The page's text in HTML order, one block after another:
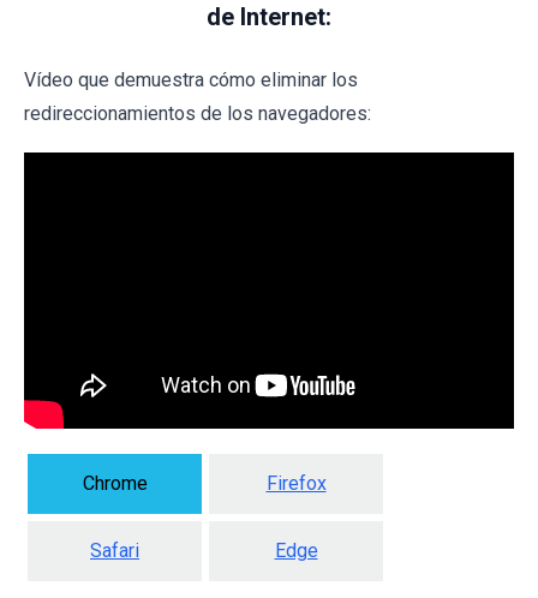
de Internet:
Vídeo que demuestra cómo eliminar los
redireccionamientos de los navegadores:
Chrome Firefox
Safari Edge